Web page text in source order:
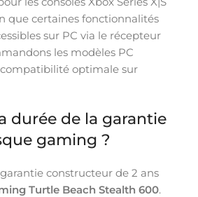
que certaines fonctionnalités
sur PC via le récepteur
les modèles PC
optimale sur
durée de la garantie
gaming ?
constructeur de 2 ans
Turtle Beach Stealth 600.